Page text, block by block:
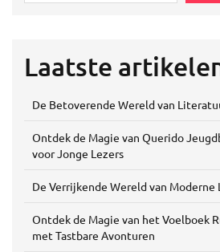
Laatste
De Betoverende Wereld van
Ontdek de Magie van Querido
voor Jonge Lezers
De Verrijkende Wereld van
Ontdek de Magie van het Voelboek
met Tastbare Avonturen